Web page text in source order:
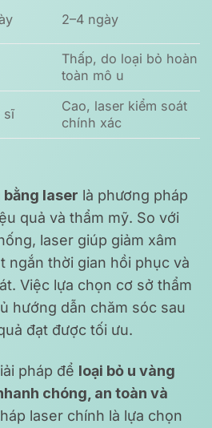
2–4 ngày
Thấp, do loại bỏ hoàn
toàn mô u
sĩ
Cao, laser kiểm soát
chính xác
bằng laser là phương pháp
quả và thẩm mỹ. So với
laser giúp giảm xâm
ngắn thời gian hồi phục và
Việc lựa chọn cơ sở thẩm
hướng dẫn chăm sóc sau
đạt được tối ưu.
pháp để loại bỏ u vàng
chóng, an toàn và
laser chính là lựa chọn